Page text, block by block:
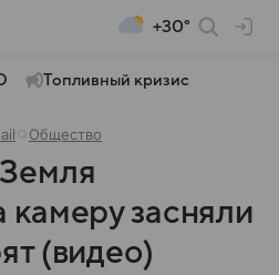
+30°
Топливный кризис
Общество
камеру засняли
(видео)